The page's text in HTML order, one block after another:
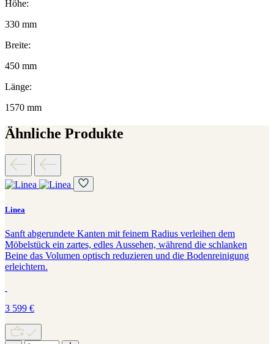
Höhe:
330 mm
Breite:
450 mm
Länge:
1570 mm
Ähnliche Produkte
Linea
Sanft abgerundete Kanten mit feinem Radius verleihen dem
Möbelstück ein zartes, edles Aussehen, während die schlanken
Beine das Volumen optisch reduzieren und die Bodenreinigung
erleichtern.
3 599 €